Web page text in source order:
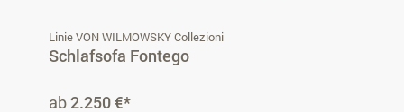
Linie VON WILMOWSKY Collezioni
Schlafsofa Fontego
ab2.250 €*